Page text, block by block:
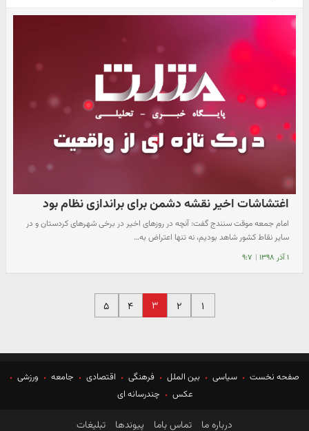
اغتشاشات اخیر نقشه دشمن برای براندازی نظام بود
امام جمعه موقت سنندج گفت: آنچه در روزهای اخیر در برخی شهرهای کردستان و در
سایر نقاط کشور شاهد بودیم، نه تنها اعتراض به…
۱ آذر ۱۳۹۸ | ۹:۷
۱ ۲ ۳ ۴ ۵
صفحه نخست سیاسی بین الملل فرهنگی اقتصادی جامعه
ورزشی
عکس
چندرسانه ای
درباره ما تماس باما پیوندها تبلیغات